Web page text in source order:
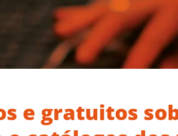
e gratuitos